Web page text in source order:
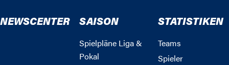
NEWSCENTER SAISON
Spielpläne Liga &
Pokal
STATISTIKEN
Teams
Spieler